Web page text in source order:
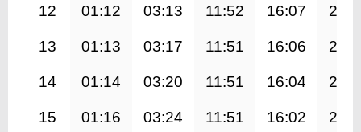
12 01:12 03:13 11:52 16:07
13 01:13 03:17 11:51 16:06
14 01:14 03:20 11:51 16:04
15 01:16 03:24 11:51 16:02